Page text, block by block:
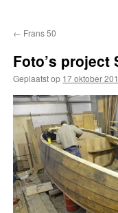
← Frans 50
Foto’s project
Geplaatst op 17 oktober